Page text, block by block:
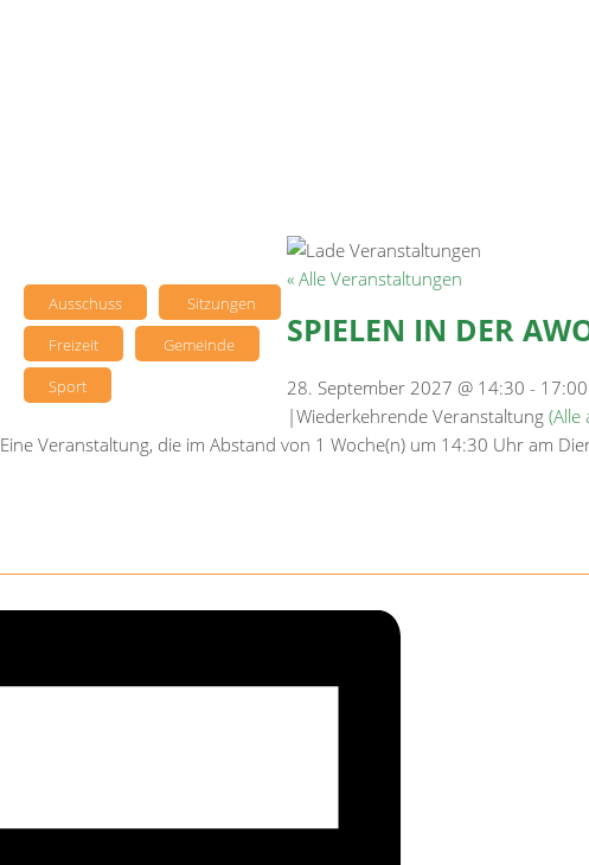
Ausschuss
Sitzungen
Freizeit
Gemeinde
Sport
« Alle Veranstaltungen
SPIELEN IN DER
28. September 2027 @ 14:30 - 17:00
|Wiederkehrende Veranstaltung (Alle
Eine Veranstaltung, die im Abstand von 1 Woche(n) um 14:30 Uhr am